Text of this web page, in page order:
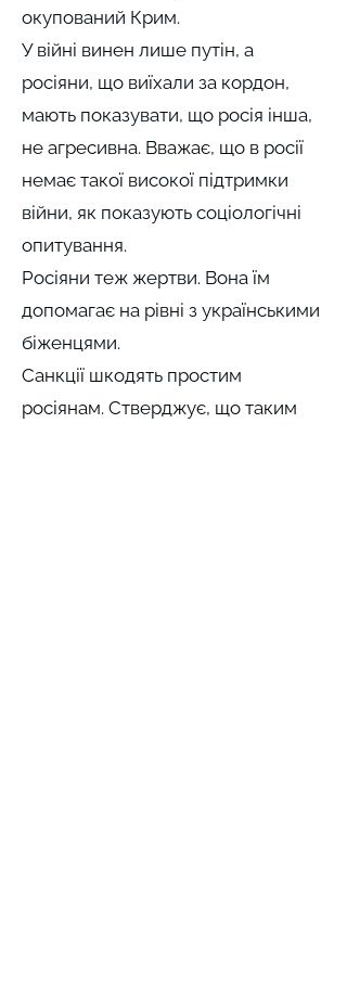
окупований Крим.
У війні винен лише путін, а
росіяни, що виїхали за кордон,
мають показувати, що росія інша,
не агресивна. Вважає, що в росії
немає такої високої підтримки
війни, як показують соціологічні
опитування.
Росіяни теж жертви. Вона їм
допомагає на рівні з українськими
біженцями.
Санкції шкодять простим
росіянам. Стверджує, що таким